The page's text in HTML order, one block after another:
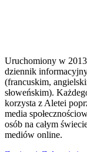
Uruchomiony w
dziennik
(francuskim,
słoweńskim).
korzysta z Aletei
media
osób na całym
mediów online.